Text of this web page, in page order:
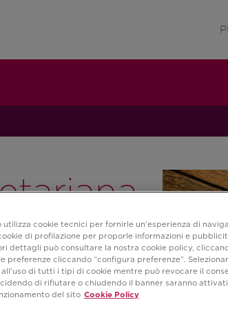
Cena
utilizza cookie tecnici per fornirle un’esperienza di
di profilazione per proporle informazioni e
dettagli può consultare la nostra cookie policy,
preferenze cliccando “configura preferenze”.
all’uso di tutti i tipi di cookie mentre può revocare il
di rifiutare o chiudendo il banner saranno
del sito Cookie Policy